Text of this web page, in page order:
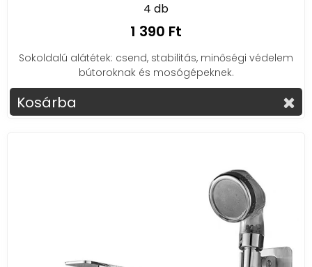
4 db
1 390 Ft
Sokoldalú alátétek: csend, stabilitás, minőségi védelem
bútoroknak és mosógépeknek.
Kosárba